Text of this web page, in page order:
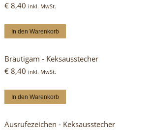
€ 8,40 inkl. MwSt.
In den Warenkorb
Bräutigam - Keksausstecher
€ 8,40 inkl. MwSt.
In den Warenkorb
Ausrufezeichen - Keksausstecher